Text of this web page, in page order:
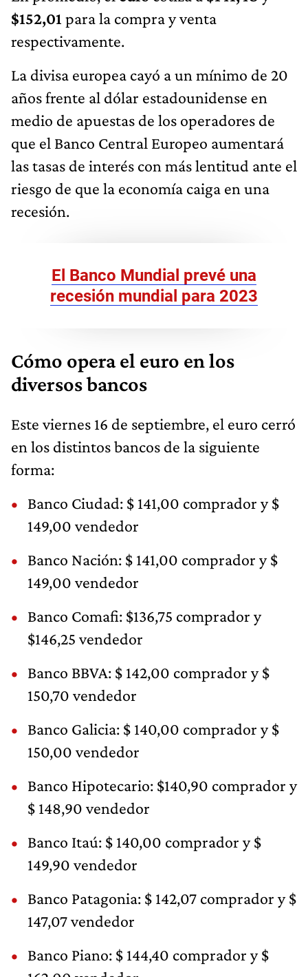
$152,01 para la compra y venta
respectivamente.
La divisa europea cayó a un mínimo de 20
años frente al dólar estadounidense en
medio de apuestas de los operadores de
que el Banco Central Europeo aumentará
las tasas de interés con más lentitud ante el
riesgo de que la economía caiga en una
recesión.
El Banco Mundial prevé una
recesión mundial para 2023
Cómo opera el euro en los
diversos bancos
Este viernes 16 de septiembre, el euro cerró
en los distintos bancos de la siguiente
forma:
Banco Ciudad: $ 141,00 comprador y $
149,00 vendedor
Banco Nación: $ 141,00 comprador y $
149,00 vendedor
Banco Comafi: $136,75 comprador y
$146,25 vendedor
Banco BBVA: $ 142,00 comprador y $
150,70 vendedor
Banco Galicia: $ 140,00 comprador y $
150,00 vendedor
Banco Hipotecario: $140,90 comprador y
$ 148,90 vendedor
Banco Itaú: $ 140,00 comprador y $
149,90 vendedor
Banco Patagonia: $ 142,07 comprador y $
147,07 vendedor
Banco Piano: $ 144,40 comprador y $